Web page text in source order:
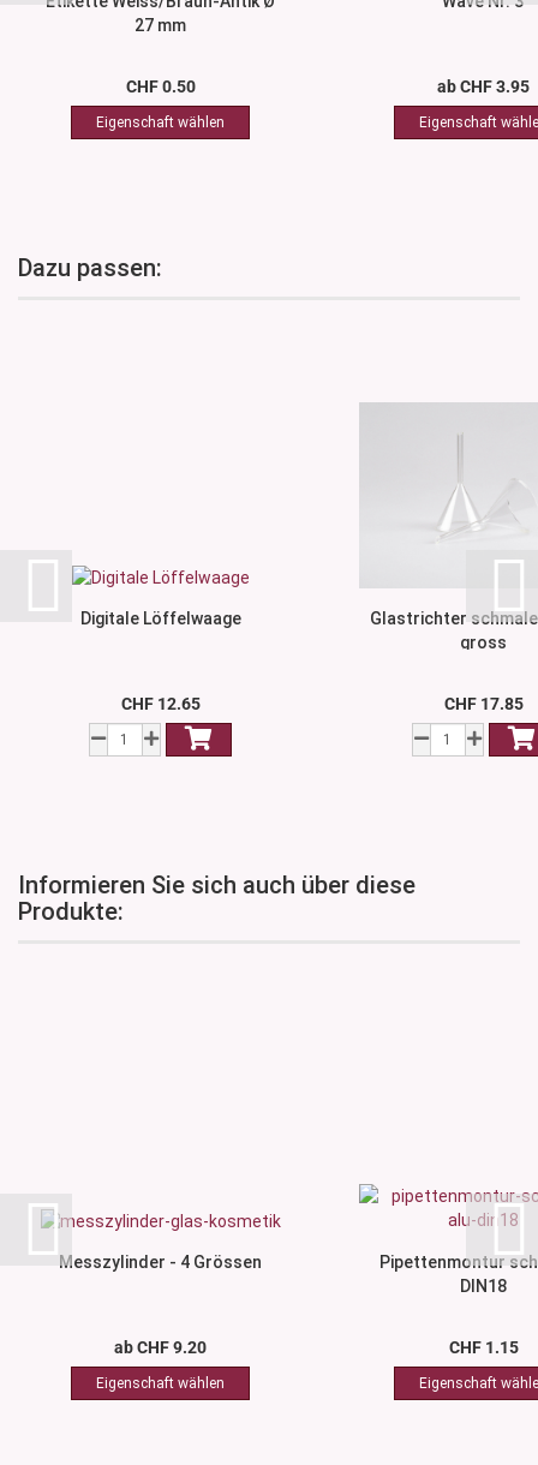
27 mm
CHF 0.50 ab CHF 3.95
Dazu passen:
Digitale Löffelwaage
CHF 12.65
Glastrichter
gross
CHF 17.85
Informieren Sie sich auch über diese
Produkte:
Messzylinder - 4 Grössen
ab CHF 9.20
Pipettenmontur
DIN18
CHF 1.15